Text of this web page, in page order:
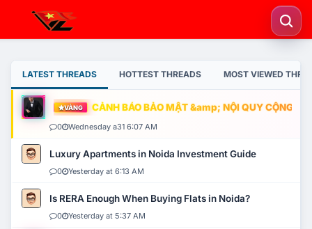
LATEST THREADS HOTTEST THREADS MOST VIEWED
VÀNG CẢNH BÁO BẢO MẬT &amp; NỘI QUY CỘNG
0 Wednesday a31 6:07 AM
Luxury Apartments in Noida Investment Guide
0 Yesterday at 6:13 AM
Is RERA Enough When Buying Flats in Noida?
0 Yesterday at 5:37 AM